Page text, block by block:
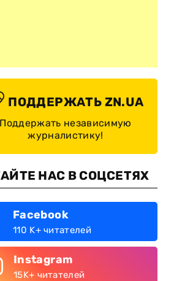
ПОДДЕРЖАТЬ ZN.UA
Поддержать независимую
журналистику!
НАС В СОЦСЕТЯХ
Facebook
110 K+ читателей
Instagram
15K+ читателей